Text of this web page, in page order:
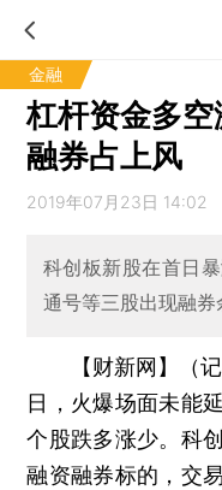
金融
杠杆资金多
融券占上风
2019年07月23日 14:02
科创板新股在首日
通号等三股出现融
【财新网】（
日，火爆场面未能
个股跌多涨少。科
融资融券标的，交